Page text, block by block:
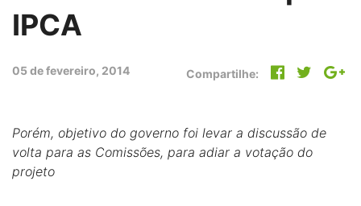
IPCA
05 de fevereiro, 2014 Compartilhe:
Porém, objetivo do governo foi levar a discussão de
volta para as Comissões, para adiar a votação do
projeto